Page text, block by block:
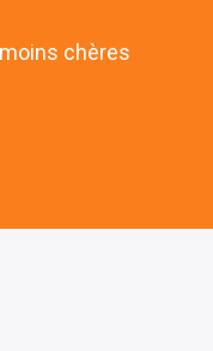
chères